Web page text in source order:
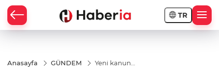
TR
Anasayfa GÜNDEM
Yeni kanun